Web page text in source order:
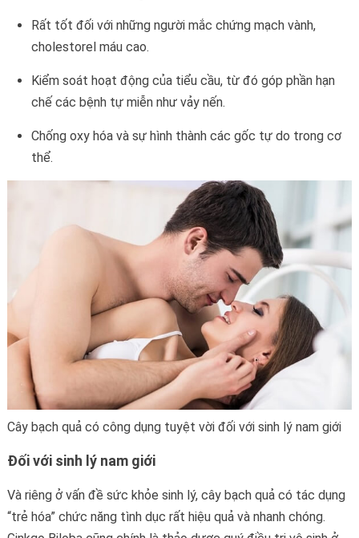
Rất tốt đối với những người mắc chứng mạch vành,
cholestorel máu cao.
Kiểm soát hoạt động của tiểu cầu, từ đó góp phần hạn
chế các bệnh tự miễn như vảy nến.
Chống oxy hóa và sự hình thành các gốc tự do trong cơ
thể.
Cây bạch quả có công dụng tuyệt vời đối với sinh lý nam giới
Đối với sinh lý nam giới
Và riêng ở vấn đề sức khỏe sinh lý, cây bạch quả có tác dụng
“trẻ hóa” chức năng tình dục rất hiệu quả và nhanh chóng.